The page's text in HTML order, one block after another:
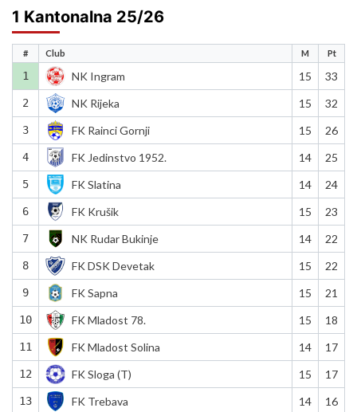
1 Kantonalna 25/26
# Club M Pt
1 NK Ingram 15 33
2 NK Rijeka 15 32
3 FK Rainci Gornji 15 26
4 FK Jedinstvo 1952. 14 25
5 FK Slatina 14 24
6 FK Krušik 15 23
7 NK Rudar Bukinje 14 22
8 FK DSK Devetak 15 22
9 FK Sapna 15 21
10 FK Mladost 78. 15 18
11 FK Mladost Solina 14 17
12 FK Sloga (T) 15 17
13 FK Trebava 14 16